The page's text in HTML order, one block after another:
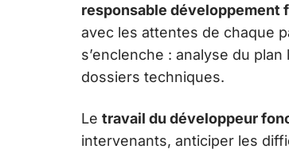
responsable développement
avec les attentes de chaque
s’enclenche : analyse du
dossiers techniques.
Le travail du développeur
intervenants, anticiper les